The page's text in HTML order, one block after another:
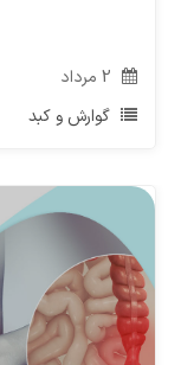
مرداد
گوارش و کبد